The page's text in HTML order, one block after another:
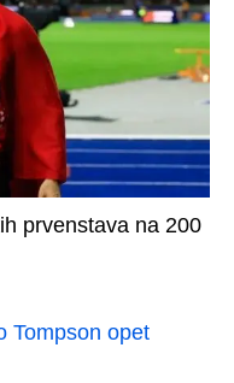
prvenstava na 200
Tompson opet